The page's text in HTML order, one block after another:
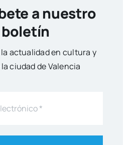
a nuestro
boletín
actua­li­dad en cul­tu­ra y
ciu­dad de Valen­cia